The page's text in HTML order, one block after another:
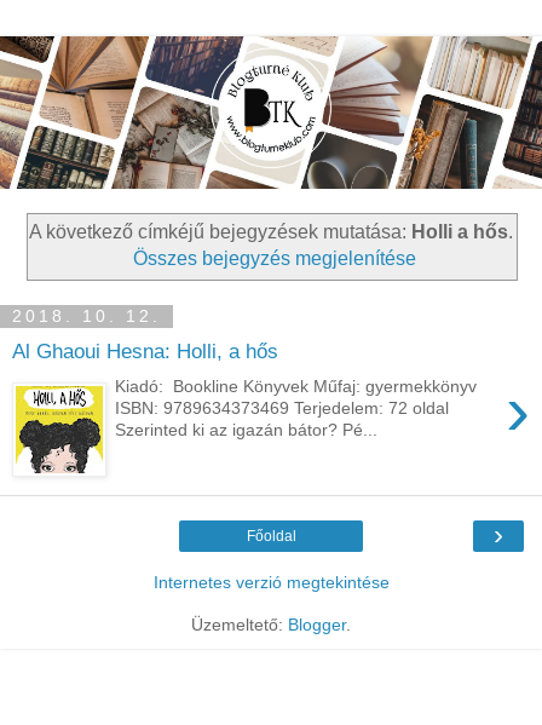
A következő címkéjű bejegyzések mutatása: Holli a hős.
Összes bejegyzés megjelenítése
2018. 10. 12.
Al Ghaoui Hesna: Holli, a hős
›
Kiadó: Bookline Könyvek Műfaj: gyermekkönyv
ISBN: 9789634373469 Terjedelem: 72 oldal
Szerinted ki az igazán bátor? Pé...
›
Főoldal
Internetes verzió megtekintése
Üzemeltető: Blogger.